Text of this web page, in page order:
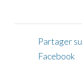
Partager
Facebook